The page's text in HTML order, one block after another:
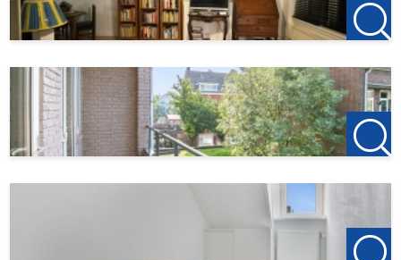
---
verhuurmakelaar voor de eigenaar. Voor dit object zijn dus
geen bemiddelingskosten van toepassing. Als u na de
bezichtiging wilt gaan huren is de aanbetaling op de eerste
huur €150, dit is om de woning te reserveren.
Vindt u dit aanbod op een andere website? Kijk op onze